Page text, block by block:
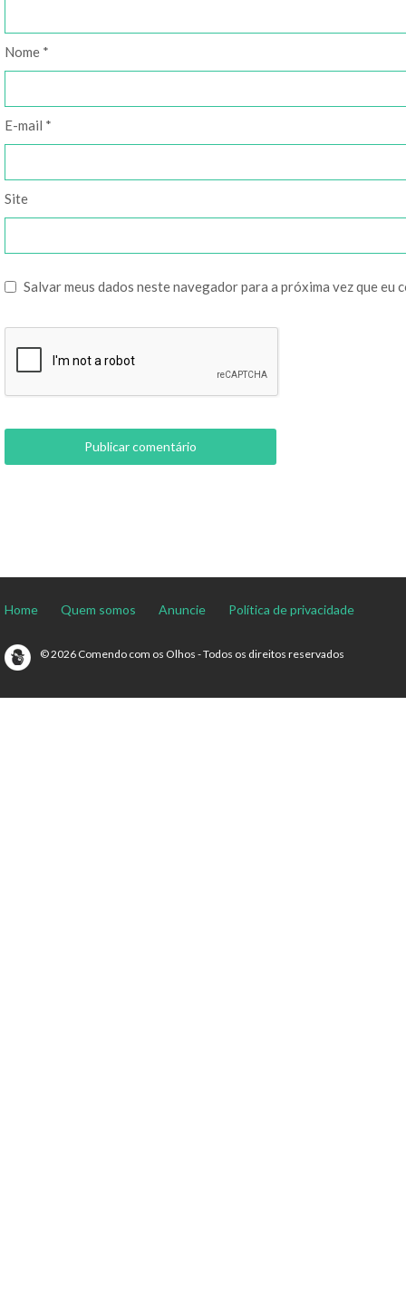
Nome *
E-mail *
Site
Salvar meus dados neste navegador para a próxima vez que eu
Home Quem somos Anuncie Política de privacidade
© 2026 Comendo com os Olhos - Todos os direitos reservados